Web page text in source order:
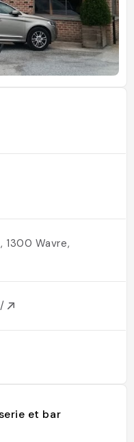
1300 Wavre,
et bar